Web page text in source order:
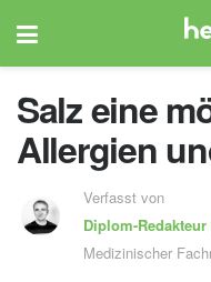
Salz eine
Allergien
Verfasst von
Diplom-Redakteur
Medizinischer